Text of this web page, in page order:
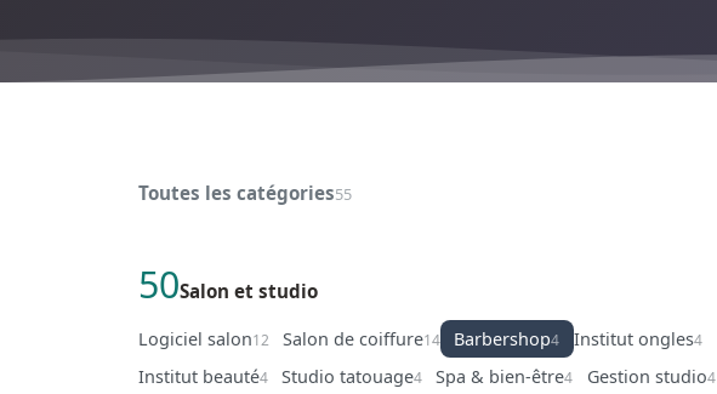
Toutes les catégories55
50Salon et studio
Logiciel salon12 Salon de coiffure14 Barbershop4 Institut ongles4
Institut beauté4 Studio tatouage4 Spa & bien-être4 Gestion studio4